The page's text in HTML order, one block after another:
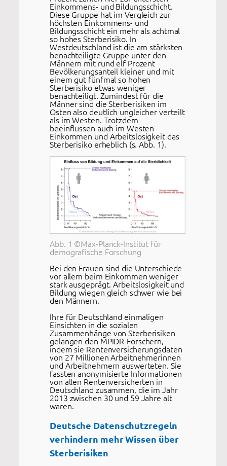
Einkommens- und Bildungsschicht.
Diese Gruppe hat im Vergleich zur
höchsten Einkommens- und
Bildungsschicht ein mehr als achtmal
so hohes Sterberisiko. In
Westdeutschland ist die am stärksten
benachteiligte Gruppe unter den
Männern mit rund elf Prozent
Bevölkerungsanteil kleiner und mit
einem gut fünfmal so hohen
Sterberisiko etwas weniger
benachteiligt. Zumindest für die
Männer sind die Sterberisiken im
Osten also deutlich ungleicher verteilt
als im Westen. Trotzdem
beeinflussen auch im Westen
Einkommen und Arbeitslosigkeit das
Sterberisiko erheblich (s. Abb. 1).
Abb. 1 ©Max-Planck-Institut für
demografische Forschung
Bei den Frauen sind die Unterschiede
vor allem beim Einkommen weniger
stark ausgeprägt. Arbeitslosigkeit und
Bildung wiegen gleich schwer wie bei
den Männern.
Ihre für Deutschland einmaligen
Einsichten in die sozialen
Zusammenhänge von Sterberisiken
gelangen den MPIDR-Forschern,
indem sie Rentenversicherungsdaten
von 27 Millionen Arbeitnehmerinnen
und Arbeitnehmern auswerteten. Sie
fassten anonymisierte Informationen
von allen Rentenversicherten in
Deutschland zusammen, die im Jahr
2013 zwischen 30 und 59 Jahre alt
waren.
Deutsche Datenschutzregeln
verhindern mehr Wissen über
Sterberisiken